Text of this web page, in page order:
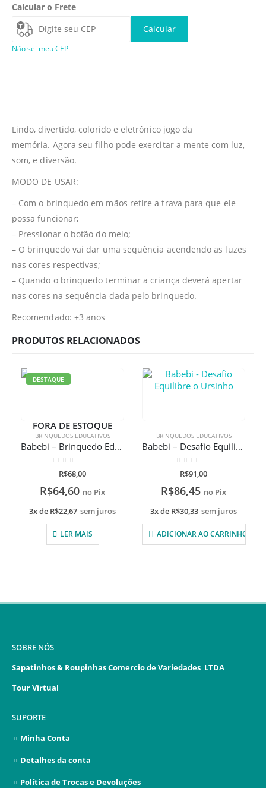
Calcular o Frete
Calcular
Não sei meu CEP
Lindo, divertido, colorido e eletrônico jogo da
memória. Agora seu filho pode exercitar a mente com luz,
som, e diversão.
MODO DE USAR:
– Com o brinquedo em mãos retire a trava para que ele
possa funcionar;
– Pressionar o botão do meio;
– O brinquedo vai dar uma sequência acendendo as luzes
nas cores respectivas;
– Quando o brinquedo terminar a criança deverá apertar
nas cores na sequência dada pelo brinquedo.
Recomendado: +3 anos
PRODUTOS RELACIONADOS
DESTAQUE
FORA DE ESTOQUE
BRINQUEDOS EDUCATIVOS
Babebi – Brinquedo Educativo Alfabeto Ilustrado Escreva e Apague
de 5
R$68,00
R$64,60 no Pix
3x de R$22,67 sem juros
LER MAIS
BRINQUEDOS EDUCATIVOS
Babebi – Desafio Equilibre o Ursinho
de 5
R$91,00
R$86,45 no Pix
3x de R$30,33 sem juros
ADICIONAR AO CARRINHO
SOBRE NÓS
Sapatinhos & Roupinhas Comercio de Variedades LTDA
Tour Virtual
SUPORTE
Minha Conta
Detalhes da conta
Política de Trocas e Devoluções